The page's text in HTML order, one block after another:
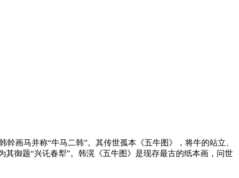
画马并称“牛马二韩”。其传世孤本《五牛图》，将牛的站立、
御题“兴讬春犁”。韩滉《五牛图》是现存最古的纸本画，问世